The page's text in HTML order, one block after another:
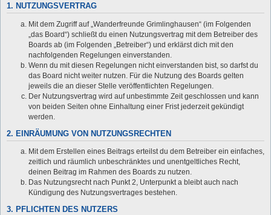
1. NUTZUNGSVERTRAG
Mit dem Zugriff auf „Wanderfreunde Grimlinghausen“ (im Folgenden
„das Board“) schließt du einen Nutzungsvertrag mit dem Betreiber des
Boards ab (im Folgenden „Betreiber“) und erklärst dich mit den
nachfolgenden Regelungen einverstanden.
Wenn du mit diesen Regelungen nicht einverstanden bist, so darfst du
das Board nicht weiter nutzen. Für die Nutzung des Boards gelten
jeweils die an dieser Stelle veröffentlichten Regelungen.
Der Nutzungsvertrag wird auf unbestimmte Zeit geschlossen und kann
von beiden Seiten ohne Einhaltung einer Frist jederzeit gekündigt
werden.
2. EINRÄUMUNG VON NUTZUNGSRECHTEN
Mit dem Erstellen eines Beitrags erteilst du dem Betreiber ein einfaches,
zeitlich und räumlich unbeschränktes und unentgeltliches Recht,
deinen Beitrag im Rahmen des Boards zu nutzen.
Das Nutzungsrecht nach Punkt 2, Unterpunkt a bleibt auch nach
Kündigung des Nutzungsvertrages bestehen.
3. PFLICHTEN DES NUTZERS